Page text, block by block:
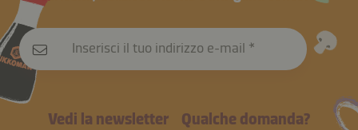
Inserisci il tuo indirizzo e-mail
Vedi la newsletter Qualche domanda?